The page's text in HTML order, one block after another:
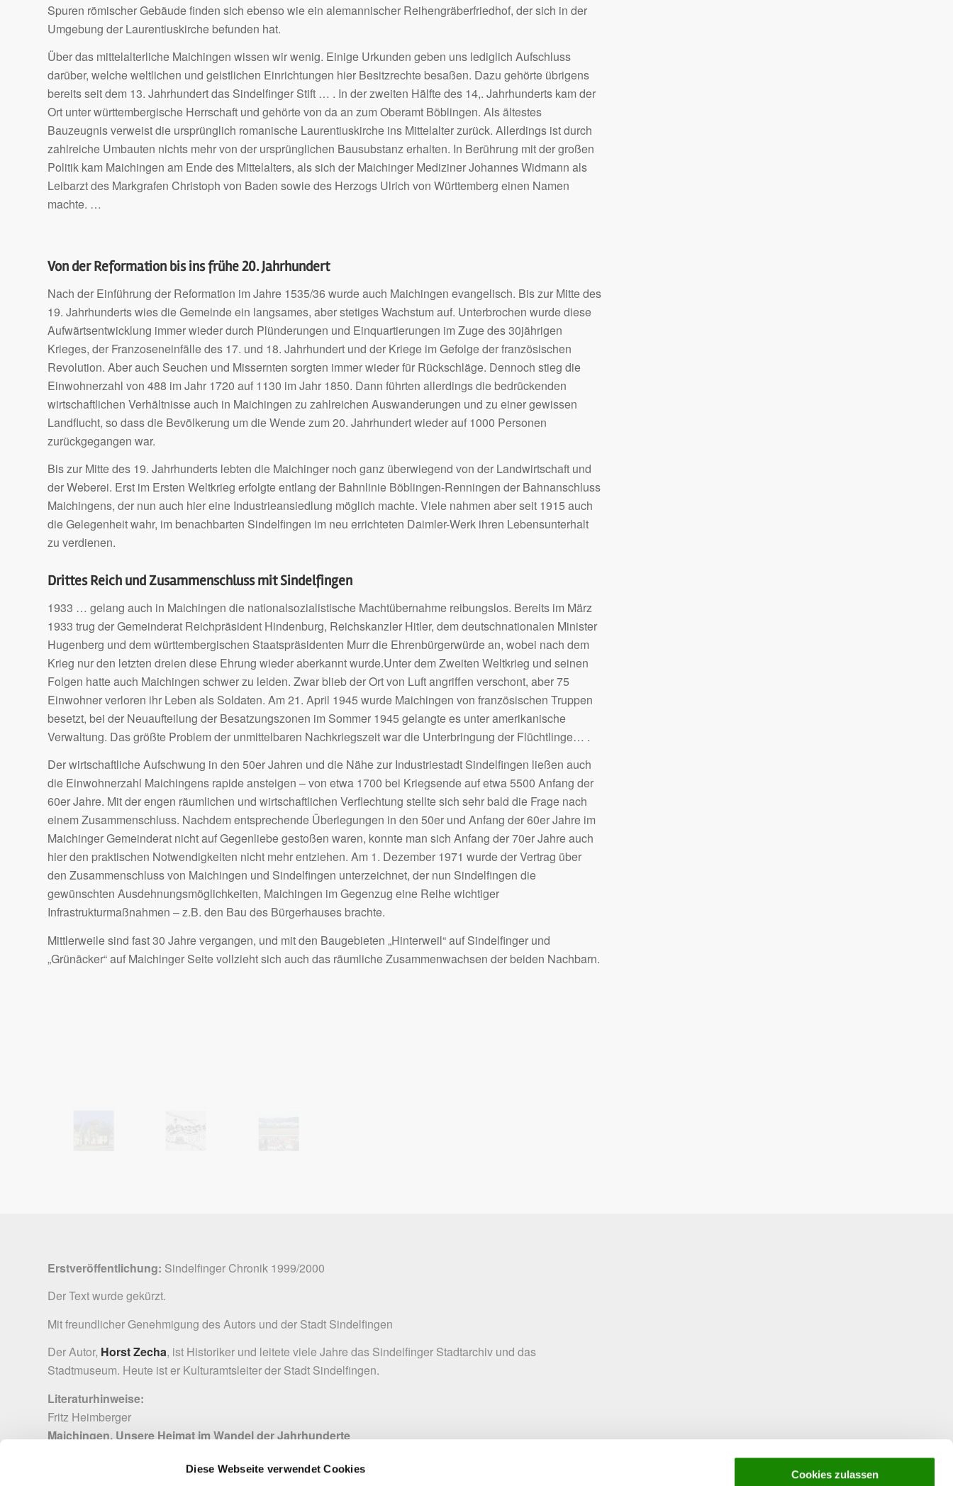
Diese Webseite verwendet Cookies
Cookies zulassen
Spuren römischer Gebäude finden sich ebenso wie ein alemannischer Reihengräberfriedhof, der sich in der
Umgebung der Laurentiuskirche befunden hat.
Über das mittelalterliche Maichingen wissen wir wenig. Einige Urkunden geben uns lediglich Aufschluss
darüber, welche weltlichen und geistlichen Einrichtungen hier Besitzrechte besaßen. Dazu gehörte übrigens
bereits seit dem 13. Jahrhundert das Sindelfinger Stift … . In der zweiten Hälfte des 14,. Jahrhunderts kam der
Ort unter württembergische Herrschaft und gehörte von da an zum Oberamt Böblingen. Als ältestes
Bauzeugnis verweist die ursprünglich romanische Laurentiuskirche ins Mittelalter zurück. Allerdings ist durch
zahlreiche Umbauten nichts mehr von der ursprünglichen Bausubstanz erhalten. In Berührung mit der großen
Politik kam Maichingen am Ende des Mittelalters, als sich der Maichinger Mediziner Johannes Widmann als
Leibarzt des Markgrafen Christoph von Baden sowie des Herzogs Ulrich von Württemberg einen Namen
machte. …
Von der Reformation bis ins frühe 20. Jahrhundert
Nach der Einführung der Reformation im Jahre 1535/36 wurde auch Maichingen evangelisch. Bis zur Mitte des
19. Jahrhunderts wies die Gemeinde ein langsames, aber stetiges Wachstum auf. Unterbrochen wurde diese
Aufwärtsentwicklung immer wieder durch Plünderungen und Einquartierungen im Zuge des 30jährigen
Krieges, der Franzoseneinfälle des 17. und 18. Jahrhundert und der Kriege im Gefolge der französischen
Revolution. Aber auch Seuchen und Missernten sorgten immer wieder für Rückschläge. Dennoch stieg die
Einwohnerzahl von 488 im Jahr 1720 auf 1130 im Jahr 1850. Dann führten allerdings die bedrückenden
wirtschaftlichen Verhältnisse auch in Maichingen zu zahlreichen Auswanderungen und zu einer gewissen
Landflucht, so dass die Bevölkerung um die Wende zum 20. Jahrhundert wieder auf 1000 Personen
zurückgegangen war.
Bis zur Mitte des 19. Jahrhunderts lebten die Maichinger noch ganz überwiegend von der Landwirtschaft und
der Weberei. Erst im Ersten Weltkrieg erfolgte entlang der Bahnlinie Böblingen-Renningen der Bahnanschluss
Maichingens, der nun auch hier eine Industrieansiedlung möglich machte. Viele nahmen aber seit 1915 auch
die Gelegenheit wahr, im benachbarten Sindelfingen im neu errichteten Daimler-Werk ihren Lebensunterhalt
zu verdienen.
Drittes Reich und Zusammenschluss mit Sindelfingen
1933 … gelang auch in Maichingen die nationalsozialistische Machtübernahme reibungslos. Bereits im März
1933 trug der Gemeinderat Reichpräsident Hindenburg, Reichskanzler Hitler, dem deutschnationalen Minister
Hugenberg und dem württembergischen Staatspräsidenten Murr die Ehrenbürgerwürde an, wobei nach dem
Krieg nur den letzten dreien diese Ehrung wieder aberkannt wurde.Unter dem Zweiten Weltkrieg und seinen
Folgen hatte auch Maichingen schwer zu leiden. Zwar blieb der Ort von Luft angriffen verschont, aber 75
Einwohner verloren ihr Leben als Soldaten. Am 21. April 1945 wurde Maichingen von französischen Truppen
besetzt, bei der Neuaufteilung der Besatzungszonen im Sommer 1945 gelangte es unter amerikanische
Verwaltung. Das größte Problem der unmittelbaren Nachkriegszeit war die Unterbringung der Flüchtlinge… .
Der wirtschaftliche Aufschwung in den 50er Jahren und die Nähe zur Industriestadt Sindelfingen ließen auch
die Einwohnerzahl Maichingens rapide ansteigen – von etwa 1700 bei Kriegsende auf etwa 5500 Anfang der
60er Jahre. Mit der engen räumlichen und wirtschaftlichen Verflechtung stellte sich sehr bald die Frage nach
einem Zusammenschluss. Nachdem entsprechende Überlegungen in den 50er und Anfang der 60er Jahre im
Maichinger Gemeinderat nicht auf Gegenliebe gestoßen waren, konnte man sich Anfang der 70er Jahre auch
hier den praktischen Notwendigkeiten nicht mehr entziehen. Am 1. Dezember 1971 wurde der Vertrag über
den Zusammenschluss von Maichingen und Sindelfingen unterzeichnet, der nun Sindelfingen die
gewünschten Ausdehnungsmöglichkeiten, Maichingen im Gegenzug eine Reihe wichtiger
Infrastrukturmaßnahmen – z.B. den Bau des Bürgerhauses brachte.
Mittlerweile sind fast 30 Jahre vergangen, und mit den Baugebieten „Hinterweil“ auf Sindelfinger und
„Grünäcker“ auf Maichinger Seite vollzieht sich auch das räumliche Zusammenwachsen der beiden Nachbarn.
Erstveröffentlichung: Sindelfinger Chronik 1999/2000
Der Text wurde gekürzt.
Mit freundlicher Genehmigung des Autors und der Stadt Sindelfingen
Der Autor, Horst Zecha, ist Historiker und leitete viele Jahre das Sindelfinger Stadtarchiv und das
Stadtmuseum. Heute ist er Kulturamtsleiter der Stadt Sindelfingen.
Literaturhinweise:
Fritz Heimberger
Maichingen. Unsere Heimat im Wandel der Jahrhunderte